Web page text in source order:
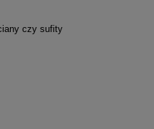
czy sufity